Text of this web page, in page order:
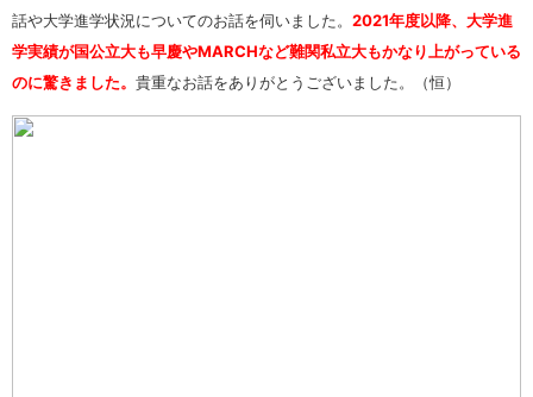
話や大学進学状況についてのお話を伺いました。 2021年度以降、大学進
学実績が国公立大も早慶やMARCHなど難関私立大もかなり上がっている
のに驚きました。 貴重なお話をありがとうございました。（恒）